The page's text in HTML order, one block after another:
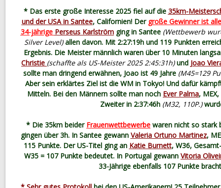
* Das erste große Interesse 2025 fiel auf die 35km-
und der USA in Santee, Californien! Der große Gewinner ist
34-jährige Perseus Karlströmging in Santee (Wettbewerb
Silver Level)allen davon. Mit 2:27:19h und 119 Punkten
Ergebnis. Die Meister männlich waren über 10 Minuten
Christie (schaffte als US-Meister 2025 2:45:31h)und Joao
sollte man dringend erwähnen, Joao ist 49 Jahre (M45=129
Aber sein erklärtes Ziel ist die WM in Tokyo! Und dafür
Mitteln. Bei den Männern sollte man noch Ever Palma,
Zweiter in 2:37:46h (M32, 110P.)
* Die 35km beider Frauenwettbewerbe waren nicht so stark
gingen über 3h. In Santee gewann Valeria Ortuno Martinez,
115 Punkte. Der US-Titel ging an Katie Burnett, W36,
W35 = 107 Punkte bedeutet. In Portugal gewann Vitoria
33-Jährige ebenfalls 107 Punkte